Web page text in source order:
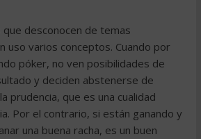
que desconocen de temas
uso varios conceptos. Cuando por
póker, no ven posibilidades de
y deciden abstenerse de
prudencia, que es una cualidad
Por el contrario, si están ganando y
una buena racha, es un buen